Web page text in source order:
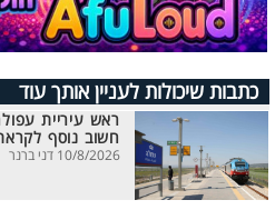
כתבות שיכולות לעניין אותך עוד
ראש עיריית
חשוב נוסף
10/8/2026 דני ברנר